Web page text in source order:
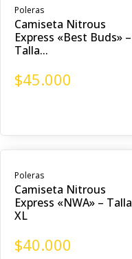
Poleras
Camiseta Nitrous
Express «Best Buds» –
Talla...
$45.000
Poleras
Camiseta Nitrous
Express «NWA» – Talla
XL
$40.000